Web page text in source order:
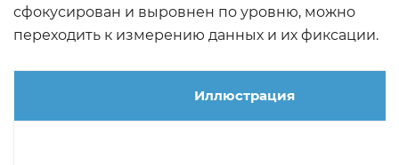
сфокусирован и выровнен по уровню, можно
переходить к измерению данных и их фиксации.
Иллюстрация